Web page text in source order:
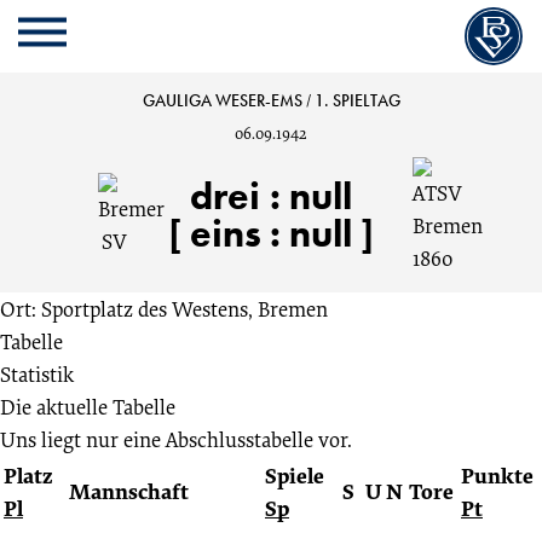
Cookie
Einstellungen
Zum
Inhalt
Cookie
Einstellungen
Kopfbereich
MENU
Bremer
ATSV
Bremen
1860
3:0
GAULIGA WESER-EMS / 1. SPIELTAG
06.09.1942
drei : null
[ eins : null ]
Ort: Sportplatz des Westens, Bremen
Tabelle
Statistik
Die aktuelle Tabelle
Uns liegt nur eine Abschlusstabelle vor.
Platz
Pl
Mannschaft
Spiele
Sp
S UN Tore
Punkte
Pt